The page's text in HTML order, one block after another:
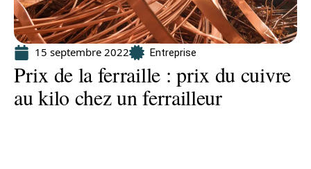
15 septembre 2022 Entreprise
Prix de la ferraille : prix du cuivre
au kilo chez un ferrailleur